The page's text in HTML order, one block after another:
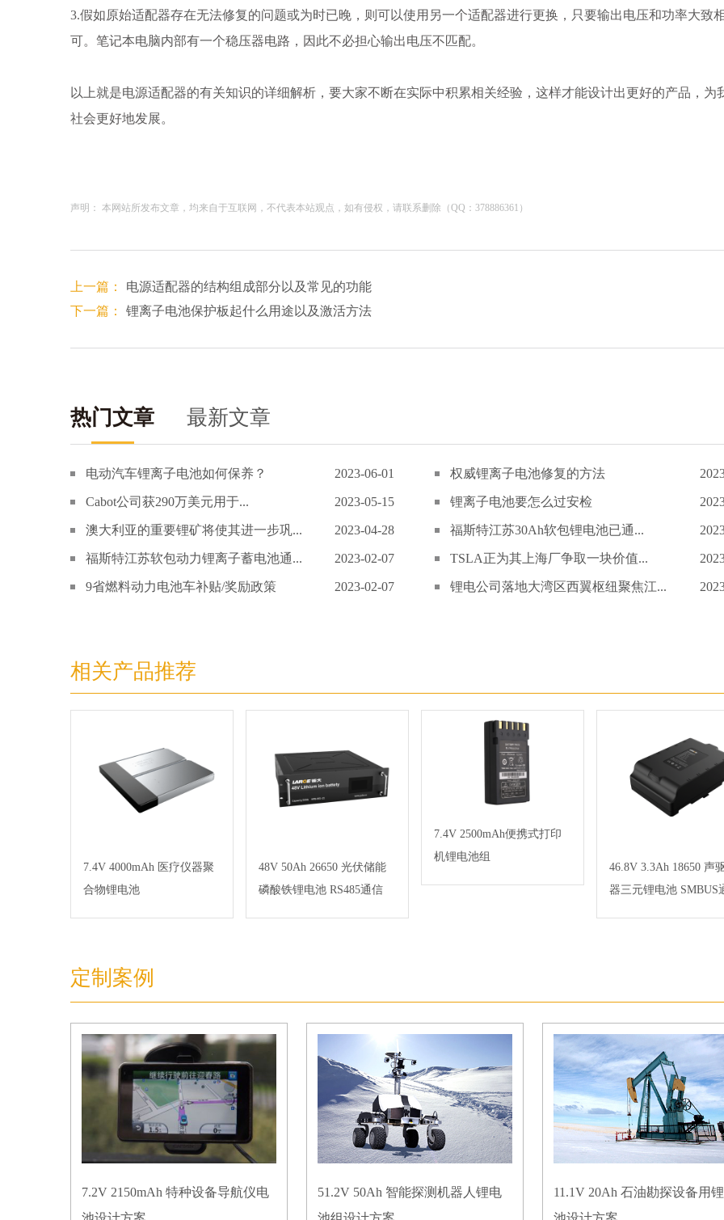
3.假如原始适配器存在无法修复的问题或为时已晚，则可以使用另一个适配器进行更换，只要输出电压和功率大致
可。笔记本电脑内部有一个稳压器电路，因此不必担心输出电压不匹配。
以上就是电源适配器的有关知识的详细解析，要大家不断在实际中积累相关经验，这样才能设计出更好的产品，为
社会更好地发展。
声明： 本网站所发布文章，均来自于互联网，不代表本站观点，如有侵权，请联系删除（QQ：378886361）
上一篇：
电源适配器的结构组成部分以及常见的功能
下一篇：
锂离子电池保护板起什么用途以及激活方法
热门文章 最新文章
电动汽车锂离子电池如何保养？ 2023-06-01 权威锂离子电池修复的方法
Cabot公司获290万美元用于... 2023-05-15 锂离子电池要怎么过安检
澳大利亚的重要锂矿将使其进一步巩... 2023-04-28 福斯特江苏30Ah软包锂电池已通...
福斯特江苏软包动力锂离子蓄电池通... 2023-02-07 TSLA正为其上海厂争取一块价值...
9省燃料动力电池车补贴/奖励政策 2023-02-07 锂电公司落地大湾区西翼枢纽聚焦江...
相关产品推荐
7.4V 4000mAh 医疗仪器聚
合物锂电池
48V 50Ah 26650 光伏储能
磷酸铁锂电池 RS485通信
7.4V 2500mAh便携式打印
机锂电池组
46.8V 3.3Ah 18650 声
器三元锂电池 SMBUS
定制案例
7.2V 2150mAh 特种设备导航仪电
51.2V 50Ah 智能探测机器人锂电
11.1V 20Ah 石油勘探设备用